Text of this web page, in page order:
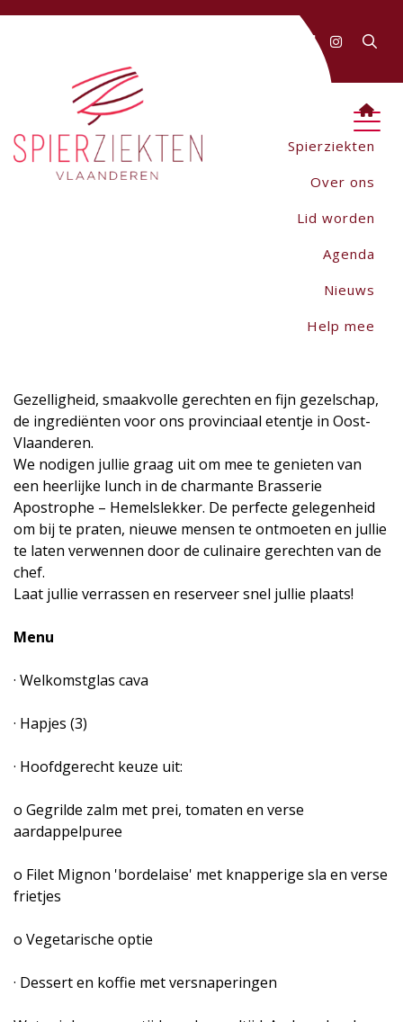
FAQ
Spierziekten
Over ons
Lid worden
Agenda
Nieuws
Help mee
Gezelligheid, smaakvolle gerechten en fijn gezelschap,
de ingrediënten voor ons provinciaal etentje in Oost-
Vlaanderen.
We nodigen jullie graag uit om mee te genieten van
een heerlijke lunch in de charmante Brasserie
Apostrophe – Hemelslekker. De perfecte gelegenheid
om bij te praten, nieuwe mensen te ontmoeten en jullie
te laten verwennen door de culinaire gerechten van de
chef.
Laat jullie verrassen en reserveer snel jullie plaats!
Menu
· Welkomstglas cava
· Hapjes (3)
· Hoofdgerecht keuze uit:
o Gegrilde zalm met prei, tomaten en verse
aardappelpuree
o Filet Mignon 'bordelaise' met knapperige sla en verse
frietjes
o Vegetarische optie
· Dessert en koffie met versnaperingen